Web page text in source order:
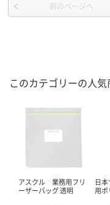
前のページへ
このカテゴリーの人気
アスクル 業務用フリ
ーザーバッグ 透明
日
用